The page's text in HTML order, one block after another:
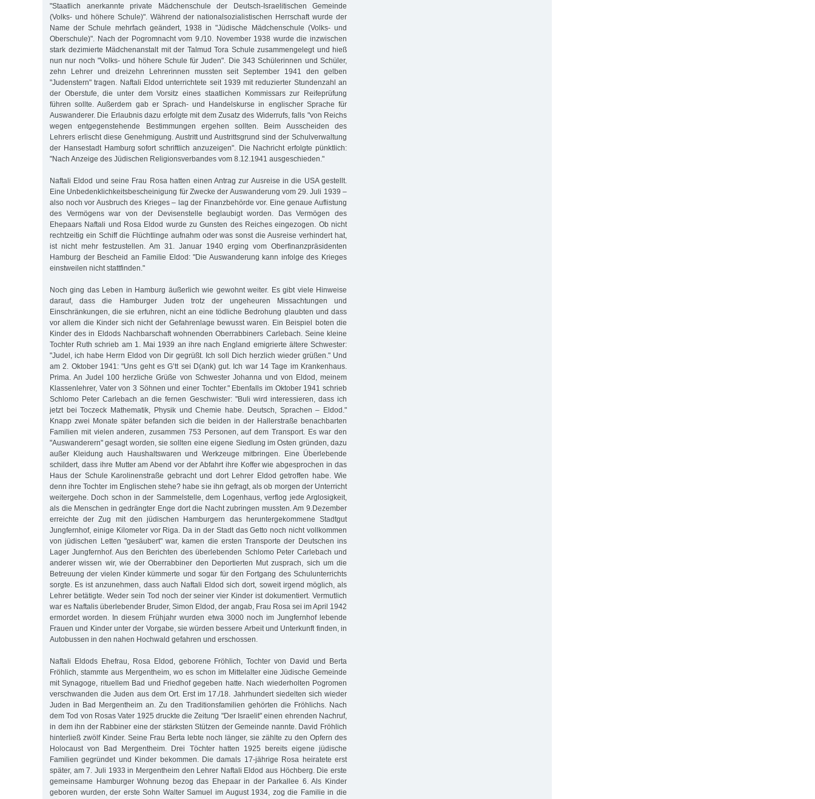
"Staatlich anerkannte private Mädchenschule der Deutsch-Israelitischen Gemeinde
(Volks- und höhere Schule)". Während der nationalsozialistischen Herrschaft wurde der
Name der Schule mehrfach geändert, 1938 in "Jüdische Mädchenschule (Volks- und
Oberschule)". Nach der Pogromnacht vom 9./10. November 1938 wurde die inzwischen
stark dezimierte Mädchenanstalt mit der Talmud Tora Schule zusammengelegt und hieß
nun nur noch "Volks- und höhere Schule für Juden". Die 343 Schülerinnen und Schüler,
zehn Lehrer und dreizehn Lehrerinnen mussten seit September 1941 den gelben
"Judenstern" tragen. Naftali Eldod unterrichtete seit 1939 mit reduzierter Stundenzahl an
der Oberstufe, die unter dem Vorsitz eines staatlichen Kommissars zur Reifeprüfung
führen sollte. Außerdem gab er Sprach- und Handelskurse in englischer Sprache für
Auswanderer. Die Erlaubnis dazu erfolgte mit dem Zusatz des Widerrufs, falls "von Reichs
wegen entgegenstehende Bestimmungen ergehen sollten. Beim Ausscheiden des
Lehrers erlischt diese Genehmigung. Austritt und Austrittsgrund sind der Schulverwaltung
der Hansestadt Hamburg sofort schriftlich anzuzeigen". Die Nachricht erfolgte pünktlich:
"Nach Anzeige des Jüdischen Religionsverbandes vom 8.12.1941 ausgeschieden."
Naftali Eldod und seine Frau Rosa hatten einen Antrag zur Ausreise in die USA gestellt.
Eine Unbedenklichkeitsbescheinigung für Zwecke der Auswanderung vom 29. Juli 1939 –
also noch vor Ausbruch des Krieges – lag der Finanzbehörde vor. Eine genaue Auflistung
des Vermögens war von der Devisenstelle beglaubigt worden. Das Vermögen des
Ehepaars Naftali und Rosa Eldod wurde zu Gunsten des Reiches eingezogen. Ob nicht
rechtzeitig ein Schiff die Flüchtlinge aufnahm oder was sonst die Ausreise verhindert hat,
ist nicht mehr festzustellen. Am 31. Januar 1940 erging vom Oberfinanzpräsidenten
Hamburg der Bescheid an Familie Eldod: "Die Auswanderung kann infolge des Krieges
einstweilen nicht stattfinden."
Noch ging das Leben in Hamburg äußerlich wie gewohnt weiter. Es gibt viele Hinweise
darauf, dass die Hamburger Juden trotz der ungeheuren Missachtungen und
Einschränkungen, die sie erfuhren, nicht an eine tödliche Bedrohung glaubten und dass
vor allem die Kinder sich nicht der Gefahrenlage bewusst waren. Ein Beispiel boten die
Kinder des in Eldods Nachbarschaft wohnenden Oberrabbiners Carlebach. Seine kleine
Tochter Ruth schrieb am 1. Mai 1939 an ihre nach England emigrierte ältere Schwester:
"Judel, ich habe Herrn Eldod von Dir gegrüßt. Ich soll Dich herzlich wieder grüßen." Und
am 2. Oktober 1941: "Uns geht es G’tt sei D(ank) gut. Ich war 14 Tage im Krankenhaus.
Prima. An Judel 100 herzliche Grüße von Schwester Johanna und von Eldod, meinem
Klassenlehrer, Vater von 3 Söhnen und einer Tochter." Ebenfalls im Oktober 1941 schrieb
Schlomo Peter Carlebach an die fernen Geschwister: "Buli wird interessieren, dass ich
jetzt bei Toczeck Mathematik, Physik und Chemie habe. Deutsch, Sprachen – Eldod."
Knapp zwei Monate später befanden sich die beiden in der Hallerstraße benachbarten
Familien mit vielen anderen, zusammen 753 Personen, auf dem Transport. Es war den
"Auswanderern" gesagt worden, sie sollten eine eigene Siedlung im Osten gründen, dazu
außer Kleidung auch Haushaltswaren und Werkzeuge mitbringen. Eine Überlebende
schildert, dass ihre Mutter am Abend vor der Abfahrt ihre Koffer wie abgesprochen in das
Haus der Schule Karolinenstraße gebracht und dort Lehrer Eldod getroffen habe. Wie
denn ihre Tochter im Englischen stehe? habe sie ihn gefragt, als ob morgen der Unterricht
weitergehe. Doch schon in der Sammelstelle, dem Logenhaus, verflog jede Arglosigkeit,
als die Menschen in gedrängter Enge dort die Nacht zubringen mussten. Am 9.Dezember
erreichte der Zug mit den jüdischen Hamburgern das heruntergekommene Stadtgut
Jungfernhof, einige Kilometer vor Riga. Da in der Stadt das Getto noch nicht vollkommen
von jüdischen Letten "gesäubert" war, kamen die ersten Transporte der Deutschen ins
Lager Jungfernhof. Aus den Berichten des überlebenden Schlomo Peter Carlebach und
anderer wissen wir, wie der Oberrabbiner den Deportierten Mut zusprach, sich um die
Betreuung der vielen Kinder kümmerte und sogar für den Fortgang des Schulunterrichts
sorgte. Es ist anzunehmen, dass auch Naftali Eldod sich dort, soweit irgend möglich, als
Lehrer betätigte. Weder sein Tod noch der seiner vier Kinder ist dokumentiert. Vermutlich
war es Naftalis überlebender Bruder, Simon Eldod, der angab, Frau Rosa sei im April 1942
ermordet worden. In diesem Frühjahr wurden etwa 3000 noch im Jungfernhof lebende
Frauen und Kinder unter der Vorgabe, sie würden bessere Arbeit und Unterkunft finden, in
Autobussen in den nahen Hochwald gefahren und erschossen.
Naftali Eldods Ehefrau, Rosa Eldod, geborene Fröhlich, Tochter von David und Berta
Fröhlich, stammte aus Mergentheim, wo es schon im Mittelalter eine Jüdische Gemeinde
mit Synagoge, rituellem Bad und Friedhof gegeben hatte. Nach wiederholten Pogromen
verschwanden die Juden aus dem Ort. Erst im 17./18. Jahrhundert siedelten sich wieder
Juden in Bad Mergentheim an. Zu den Traditionsfamilien gehörten die Fröhlichs. Nach
dem Tod von Rosas Vater 1925 druckte die Zeitung "Der Israelit" einen ehrenden Nachruf,
in dem ihn der Rabbiner eine der stärksten Stützen der Gemeinde nannte. David Fröhlich
hinterließ zwölf Kinder. Seine Frau Berta lebte noch länger, sie zählte zu den Opfern des
Holocaust von Bad Mergentheim. Drei Töchter hatten 1925 bereits eigene jüdische
Familien gegründet und Kinder bekommen. Die damals 17-jährige Rosa heiratete erst
später, am 7. Juli 1933 in Mergentheim den Lehrer Naftali Eldod aus Höchberg. Die erste
gemeinsame Hamburger Wohnung bezog das Ehepaar in der Parkallee 6. Als Kinder
geboren wurden, der erste Sohn Walter Samuel im August 1934, zog die Familie in die